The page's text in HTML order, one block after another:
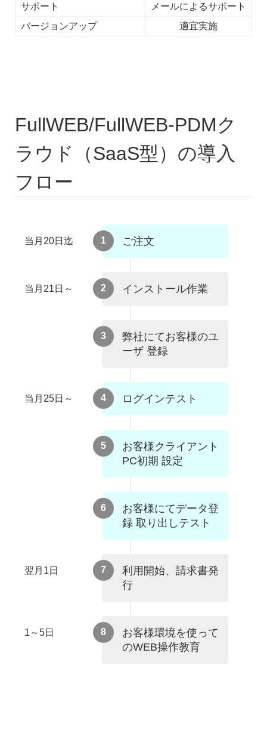
サポート
メールによるサポート
バージョンアップ
適宜実施
FullWEB/FullWEB-PDMク
ラウド（SaaS型）の導入
フロー
当月20日迄 1 ご注文
当月21日～ 2 インストール作業
3
弊社にてお客様のユ
ーザ 登録
当月25日～ 4 ログインテスト
5
お客様クライアント
PC初期 設定
6
お客様にてデータ登
録 取り出しテスト
翌月1日 7
利用開始、請求書発
行
1～5日 8
お客様環境を使って
のWEB操作教育